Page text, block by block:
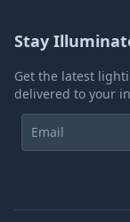
Stay
Get the latest
delivered to your